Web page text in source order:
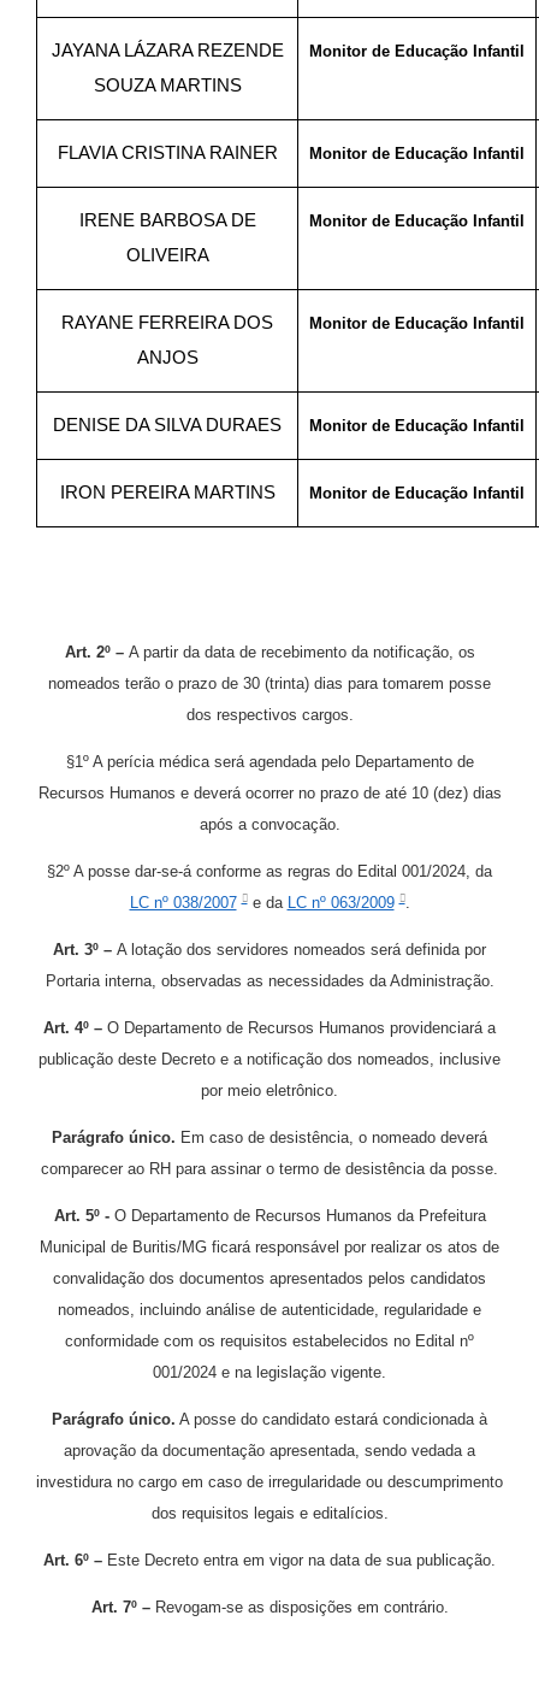
JAYANA LÁZARA REZENDE
SOUZA MARTINS
Monitor de Educação Infantil
FLAVIA CRISTINA RAINER Monitor de Educação Infantil
IRENE BARBOSA DE
OLIVEIRA
Monitor de Educação Infantil
RAYANE FERREIRA DOS
ANJOS
Monitor de Educação Infantil
DENISE DA SILVA DURAES Monitor de Educação Infantil
IRON PEREIRA MARTINS Monitor de Educação Infantil
Art. 2º – A partir da data de recebimento da notificação, os
nomeados terão o prazo de 30 (trinta) dias para tomarem posse
dos respectivos cargos.
§1º A perícia médica será agendada pelo Departamento de
Recursos Humanos e deverá ocorrer no prazo de até 10 (dez) dias
após a convocação.
§2º A posse dar-se-á conforme as regras do Edital 001/2024, da
LC nº 038/2007 e da LC nº 063/2009 .
Art. 3º – A lotação dos servidores nomeados será definida por
Portaria interna, observadas as necessidades da Administração.
Art. 4º – O Departamento de Recursos Humanos providenciará a
publicação deste Decreto e a notificação dos nomeados, inclusive
por meio eletrônico.
Parágrafo único. Em caso de desistência, o nomeado deverá
comparecer ao RH para assinar o termo de desistência da posse.
Art. 5º -O Departamento de Recursos Humanos da Prefeitura
Municipal de Buritis/MG ficará responsável por realizar os atos de
convalidação dos documentos apresentados pelos candidatos
nomeados, incluindo análise de autenticidade, regularidade e
conformidade com os requisitos estabelecidos no Edital nº
001/2024 e na legislação vigente.
Parágrafo único. A posse do candidato estará condicionada à
aprovação da documentação apresentada, sendo vedada a
investidura no cargo em caso de irregularidade ou descumprimento
dos requisitos legais e editalícios.
Art. 6º – Este Decreto entra em vigor na data de sua publicação.
Art. 7º – Revogam-se as disposições em contrário.